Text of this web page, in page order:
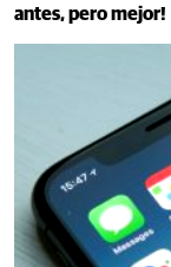
antes, pero mejor!